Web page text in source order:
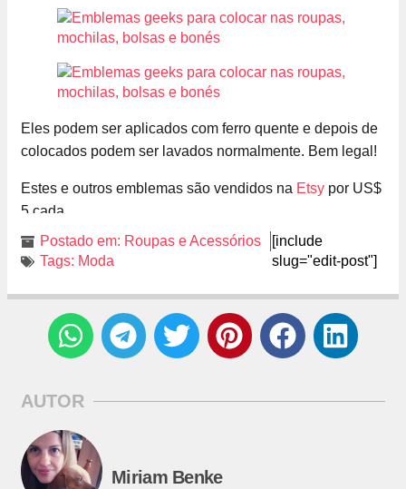
Eles podem ser aplicados com ferro quente e depois de
colocados podem ser lavados normalmente. Bem legal!
Estes e outros emblemas são vendidos na Etsy por US$
5 cada.
Postado em: Roupas e Acessórios
Tags: Moda
[include
slug="edit-post"]
AUTOR
Miriam Benke